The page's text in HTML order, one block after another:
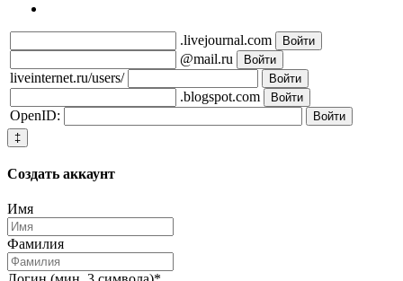
.livejournal.com
@mail.ru
liveinternet.ru/users/
.blogspot.com
OpenID:
‡
Создать аккаунт
Имя
Фамилия